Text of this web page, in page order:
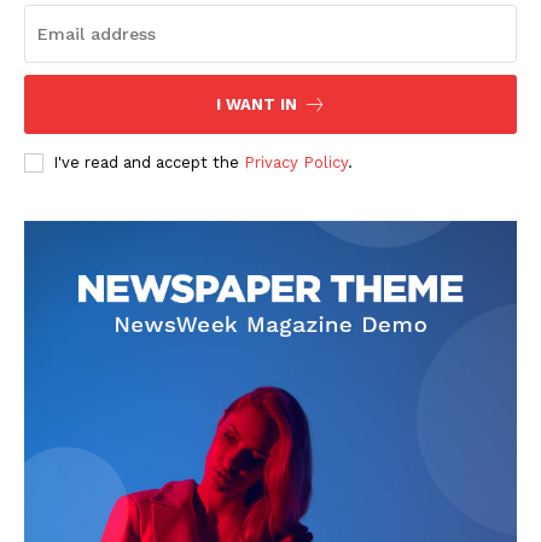
I WANT IN
I've read and accept the Privacy Policy.